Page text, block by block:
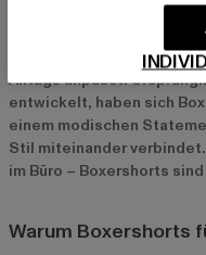
Boxershorts sind ein
Sie bieten nicht nur
lässige Passform, die
Alltags anpasst.
entwickelt, haben sich
einem modischen
Stil miteinander
im Büro – Boxershorts
Warum Boxershorts